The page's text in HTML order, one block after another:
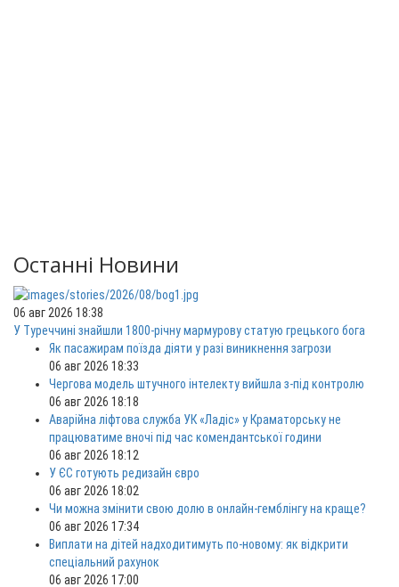
Останні Новини
06 авг 2026 18:38
У Туреччині знайшли 1800-річну мармурову статую грецького бога
Як пасажирам поїзда діяти у разі виникнення загрози
06 авг 2026 18:33
Чергова модель штучного інтелекту вийшла з-під контролю
06 авг 2026 18:18
Аварійна ліфтова служба УК «Ладіс» у Краматорську не
працюватиме вночі під час комендантської години
06 авг 2026 18:12
У ЄС готують редизайн євро
06 авг 2026 18:02
Чи можна змінити свою долю в онлайн-гемблінгу на краще?
06 авг 2026 17:34
Виплати на дітей надходитимуть по-новому: як відкрити
спеціальний рахунок
06 авг 2026 17:00